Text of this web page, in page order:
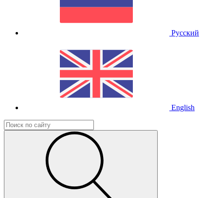
Русский
English